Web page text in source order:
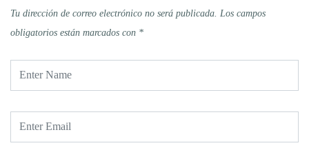
Tu dirección de correo electrónico no será publicada. Los campos
obligatorios están marcados con *